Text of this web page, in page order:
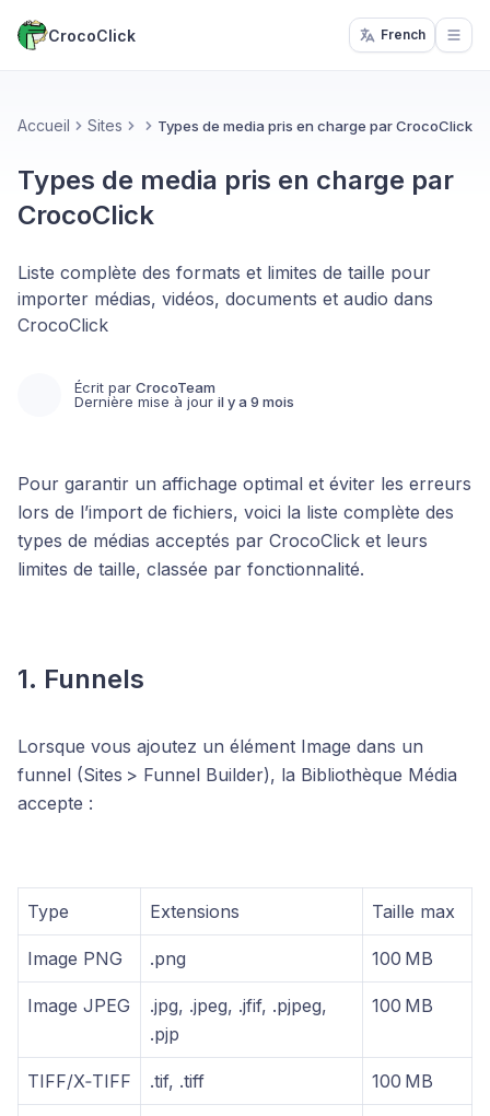
CrocoClick French
Accueil Sites Types de media pris en charge par CrocoClick
Types de media pris en charge par
CrocoClick
Liste complète des formats et limites de taille pour
importer médias, vidéos, documents et audio dans
CrocoClick
Écrit par CrocoTeam
Dernière mise à jour il y a 9 mois
Pour garantir un affichage optimal et éviter les erreurs
lors de l’import de fichiers, voici la liste complète des
types de médias acceptés par CrocoClick et leurs
limites de taille, classée par fonctionnalité.
1. Funnels
Lorsque vous ajoutez un élément Image dans un
funnel (Sites > Funnel Builder), la Bibliothèque Média
accepte :
Type Extensions Taille max
Image PNG .png 100 MB
Image JPEG
.jpg, .jpeg, .jfif, .pjpeg,
.pjp
100 MB
TIFF/X‑TIFF .tif, .tiff 100 MB